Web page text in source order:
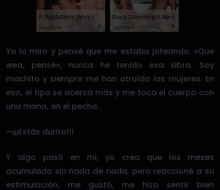
A Stepfather's Work Is Never Done
SayUncle
Black Slamming A Nerd
SayUncle
Yo lo miro y pensé que me estaba joteando. «Que
wea, pensé»; nunca he tenido esa vibra. Soy
machito y siempre me han atraído las mujeres. En
eso, el tipo se acerca más y me toca el cuerpo con
una mano, en el pecho.
—¡¡¡Estás durito!!!
Y algo pasó en mi, yo creo que los meses
acumulado sin nada de nada, pero reaccioné a su
estimulación, me gustó, me hizo sentir bien